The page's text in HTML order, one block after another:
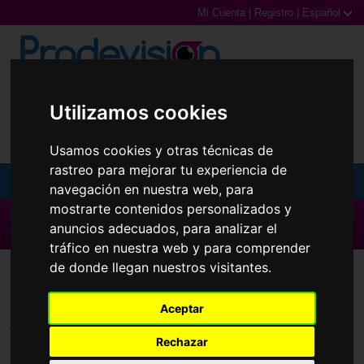
Utilizamos cookies
Usamos cookies y otras técnicas de
rastreo para mejorar tu experiencia de
navegación en nuestra web, para
mostrarte contenidos personalizados y
anuncios adecuados, para analizar el
tráfico en nuestra web y para comprender
de donde llegan nuestros visitantes.
Aceptar
Rechazar
Mi Cuenta Registro Español
Gafas de Sol
Gafas Graduadas
Gafas Deportivas
Lentillas
▶ Todas las Marcas ◀
LentillasExtrema
Todas las marcas